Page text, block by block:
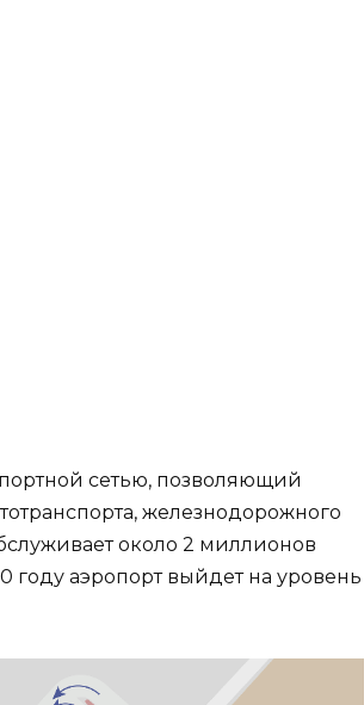
сетью, позволяющий
железнодорожного
около 2 миллионов
году аэропорт выйдет на уровень